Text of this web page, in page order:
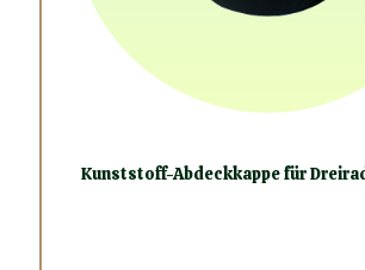
Kunststoff-Abdeckkappe für